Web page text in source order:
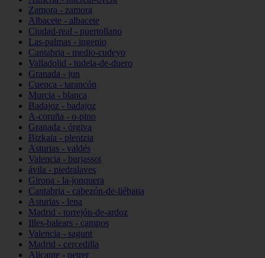
Zamora - zamora
Albacete - albacete
Ciudad-real - puertollano
Las-palmas - ingenio
Cantabria - medio-cudeyo
Valladolid - tudela-de-duero
Granada - jun
Cuenca - tarancón
Murcia - blanca
Badajoz - badajoz
A-coruña - o-pino
Granada - órgiva
Bizkaia - plentzia
Asturias - valdés
Valencia - burjassot
ávila - piedralaves
Girona - la-jonquera
Cantabria - cabezón-de-liébana
Asturias - lena
Madrid - torrejón-de-ardoz
Illes-balears - campos
Valencia - sagunt
Madrid - cercedilla
Alicante - petrer